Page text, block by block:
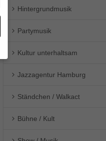
Hintergrundmusik
Partymusik
Kultur unterhaltsam
Jazzagentur Hamburg
Ständchen / Walkact
Bühne / Kult